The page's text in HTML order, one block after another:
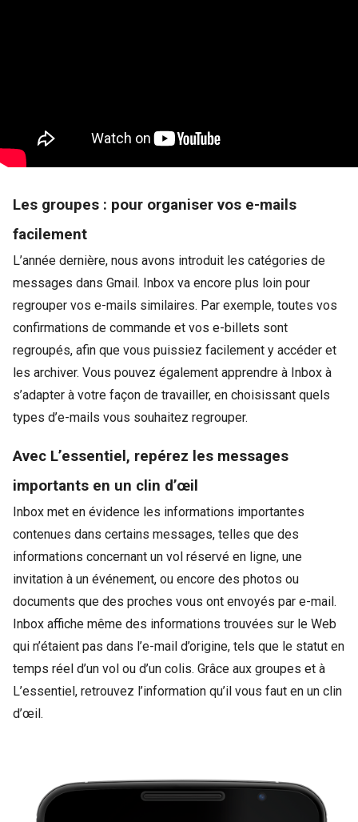
Les groupes : pour organiser vos e-mails
facilement
L’année dernière, nous avons introduit les catégories de
messages dans Gmail. Inbox va encore plus loin pour
regrouper vos e-mails similaires. Par exemple, toutes vos
confirmations de commande et vos e-billets sont
regroupés, afin que vous puissiez facilement y accéder et
les archiver. Vous pouvez également apprendre à Inbox à
s’adapter à votre façon de travailler, en choisissant quels
types d’e-mails vous souhaitez regrouper.
Avec L’essentiel, repérez les messages
importants en un clin d’œil
Inbox met en évidence les informations importantes
contenues dans certains messages, telles que des
informations concernant un vol réservé en ligne, une
invitation à un événement, ou encore des photos ou
documents que des proches vous ont envoyés par e-mail.
Inbox affiche même des informations trouvées sur le Web
qui n’étaient pas dans l’e-mail d’origine, tels que le statut en
temps réel d’un vol ou d’un colis. Grâce aux groupes et à
L’essentiel, retrouvez l’information qu’il vous faut en un clin
d’œil.